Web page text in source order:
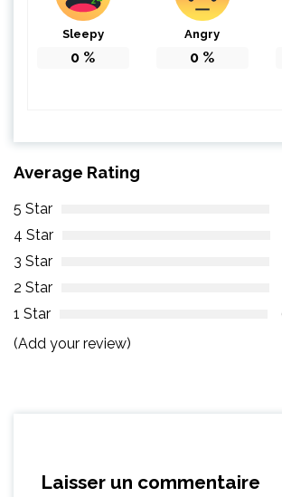
Sleepy
0 %
Angry
0 %
Average Rating
5 Star
4 Star
3 Star
2 Star
1 Star
(Add your review)
Laisser un commentaire